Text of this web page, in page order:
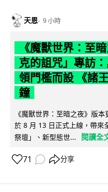
天恩 9 小時
《魔獸世界：至
克的詛咒」專訪
領門檻而設 《諸
鐘
《魔獸世界：至暗之夜》版
於 8 月 13 日正式上線，帶來
祭壇」、新型態世...
閱讀全
71 分享